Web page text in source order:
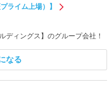
ライム上場）】
ディングス】のグループ会社！
なる